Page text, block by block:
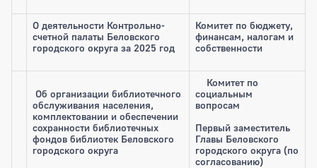
О деятельности Контрольно-
счетной палаты Беловского
городского округа за 2025 год
Комитет по бюджету,
финансам, налогам и
собственности
Об организации библиотечного
обслуживания населения,
комплектовании и обеспечении
сохранности библиотечных
фондов библиотек Беловского
городского округа
Комитет по
социальным
вопросам
Первый заместитель
Главы Беловского
городского округа (по
согласованию)